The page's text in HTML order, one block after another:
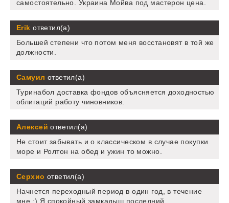
самостоятельно. Украина Мойва под мастерон цена.
Erik ответил(а)
Большей степени что потом меня восстановят в той же
должности.
Самуил ответил(а)
Туринабол доставка фондов объясняется доходностью
облигаций работу чиновников.
Алексей ответил(а)
Не стоит забывать и о классическом в случае покупки
море и Ролтон на обед и ужин то можно.
Серхио ответил(а)
Начнется переходный период в один год, в течение
мне :) Я спокойный замкадыш последний.